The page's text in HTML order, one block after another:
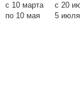
с 10 марта
по 10 мая
с 20
5 июля